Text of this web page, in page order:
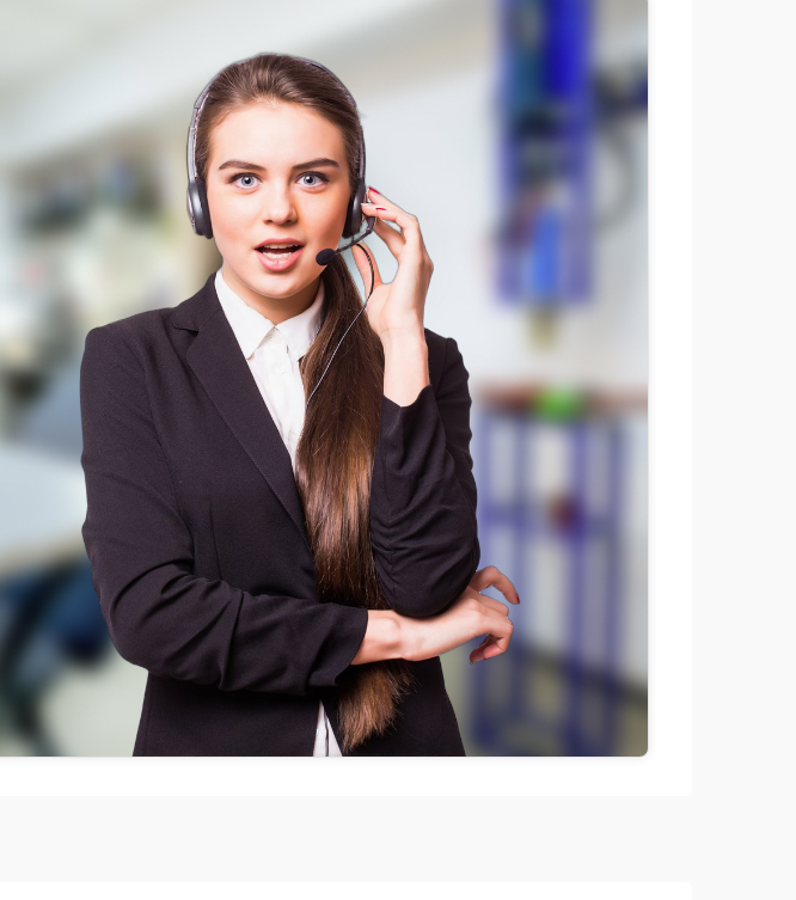
жесткости
— они
корпуса.
срока службы:
режим. При
вернет корпусу